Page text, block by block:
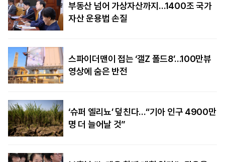
부동산 넘어 가상자산까지…1400조 국가
자산 운용법 손질
스파이더맨이 접는 ‘갤Z 폴드8’…100만뷰
영상에 숨은 반전
‘슈퍼 엘리뇨’ 덮친다…“기아 인구 4900만
명 더 늘어날 것”